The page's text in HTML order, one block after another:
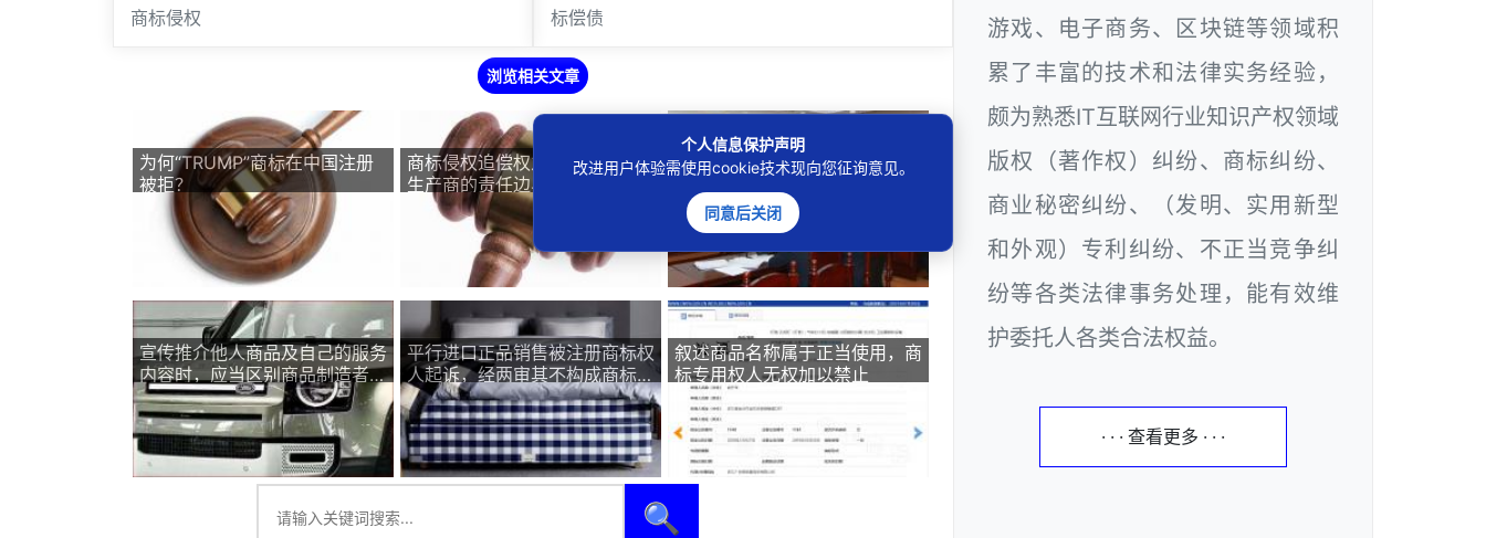
商标侵权
标偿债
浏览相关文章
为何“TRUMP”商标在中国注册
被拒？
商标侵权追偿权之争：销售商与
生产商的责任边界
仿冒美心半岛等月饼蛋卷，二审
宣传推介他人商品及自己的服务
内容时，应当区别商品制造者和
服务提供者关系
平行进口正品销售被注册商标权
人起诉，经两审其不构成商标侵
权和不正当竞争
叙述商品名称属于正当使用，商
标专用权人无权加以禁止
🔍
游戏、电子商务、区块链等领域积
累了丰富的技术和法律实务经验，
颇为熟悉IT互联网行业知识产权领域
版权（著作权）纠纷、商标纠纷、
商业秘密纠纷、（发明、实用新型
和外观）专利纠纷、不正当竞争纠
纷等各类法律事务处理，能有效维
护委托人各类合法权益。
· · · 查看更多 · · ·
个人信息保护声明
改进用户体验需使用cookie技术现向您征询意见。
同意后关闭